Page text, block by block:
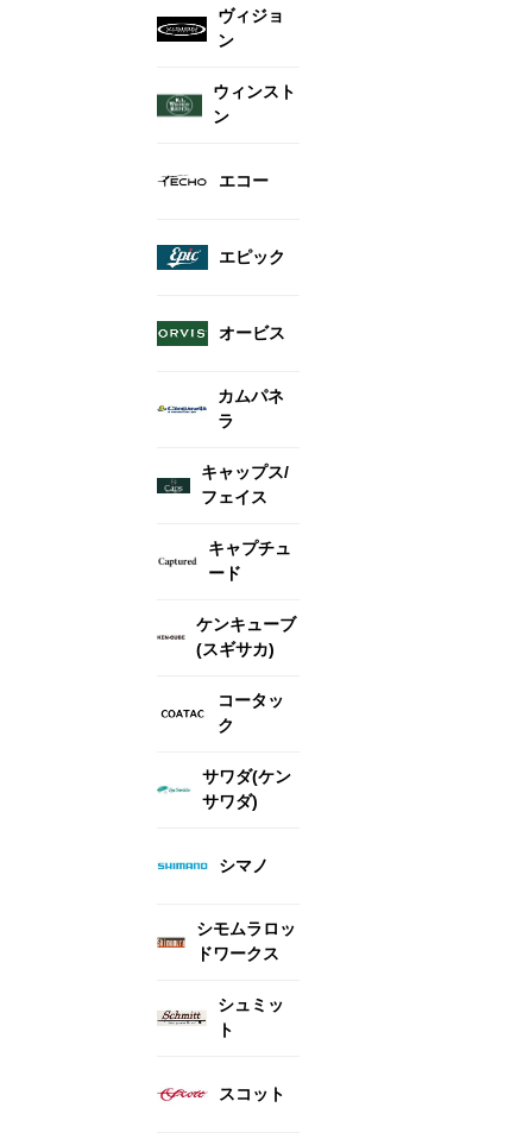
ヴィジョ
ン
ウィンスト
ン
エコー
エピック
オービス
カムパネ
ラ
キャップス/
フェイス
キャプチュ
ード
ケンキューブ
(スギサカ)
コータッ
ク
サワダ(ケン
サワダ)
シマノ
シモムラロッ
ドワークス
シュミッ
ト
スコット